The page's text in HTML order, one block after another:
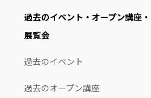
過去のイベント・オープン講座・
展覧会
過去のイベント
過去のオープン講座